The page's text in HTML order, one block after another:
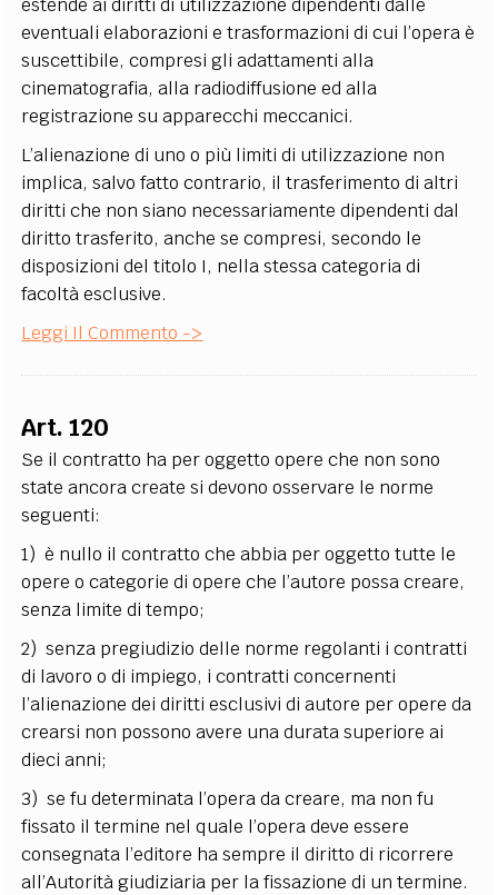
estende ai diritti di utilizzazione dipendenti dalle
eventuali elaborazioni e trasformazioni di cui l’opera è
suscettibile, compresi gli adattamenti alla
cinematografia, alla radiodiffusione ed alla
registrazione su apparecchi meccanici.
L’alienazione di uno o più limiti di utilizzazione non
implica, salvo fatto contrario, il trasferimento di altri
diritti che non siano necessariamente dipendenti dal
diritto trasferito, anche se compresi, secondo le
disposizioni del titolo I, nella stessa categoria di
facoltà esclusive.
Leggi Il Commento ->
Art. 120
Se il contratto ha per oggetto opere che non sono
state ancora create si devono osservare le norme
seguenti:
1) è nullo il contratto che abbia per oggetto tutte le
opere o categorie di opere che l’autore possa creare,
senza limite di tempo;
2) senza pregiudizio delle norme regolanti i contratti
di lavoro o di impiego, i contratti concernenti
l’alienazione dei diritti esclusivi di autore per opere da
crearsi non possono avere una durata superiore ai
dieci anni;
3) se fu determinata l’opera da creare, ma non fu
fissato il termine nel quale l’opera deve essere
consegnata l’editore ha sempre il diritto di ricorrere
all’Autorità giudiziaria per la fissazione di un termine.